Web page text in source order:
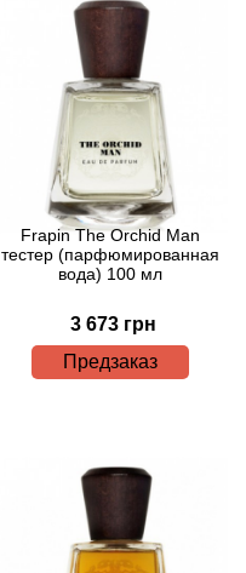
Frapin The Orchid Man
тестер (парфюмированная
вода) 100 мл
3 673 грн
Предзаказ